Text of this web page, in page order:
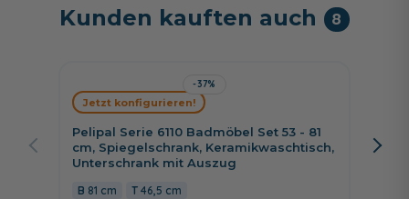
Kunden kauften auch 8
-37%
Pelipal Serie 6110 Badmöbel Set 53 - 81
cm, Spiegelschrank, Keramikwaschtisch,
Unterschrank mit Auszug
81 cm 46,5 cm
Jetzt konfigurieren!